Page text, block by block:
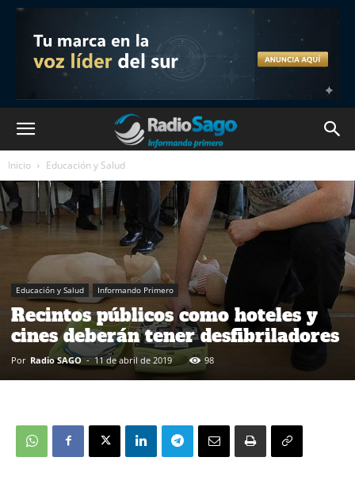
Inicio Educación y Salud
Educación y Salud Informando Primero
Recintos públicos como hoteles y
cines deberán tener desfibriladores
Por Radio SAGO - 11 de abril de 2019 98